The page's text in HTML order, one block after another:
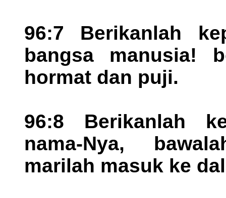
96:7 Berikanlah
bangsa manusia!
hormat dan puji.
96:8 Berikanlah
nama-Nya,
marilah masuk ke